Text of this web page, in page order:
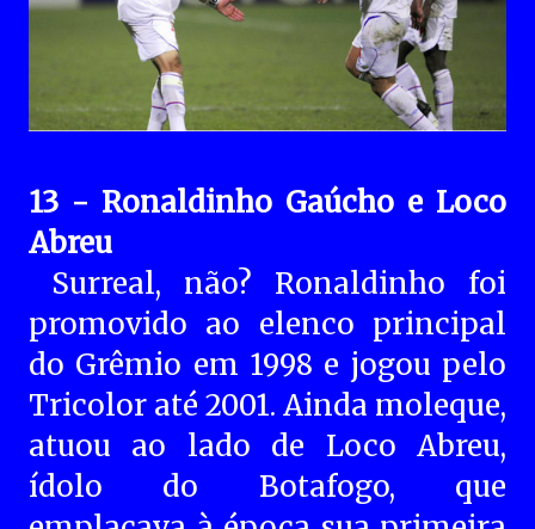
13 - Ronaldinho Gaúcho e Loco
Abreu
Surreal, não? Ronaldinho foi
promovido ao elenco principal
do ​Grêmio em 1998 e jogou pelo
Tricolor até 2001. Ainda moleque,
atuou ao lado de Loco Abreu,
ídolo do ​Botafogo, que